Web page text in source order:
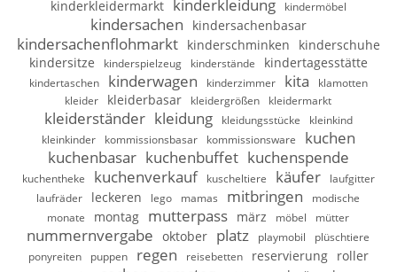
kinderkleidermarkt kinderkleidung kindermöbel
kindersachen kindersachenbasar
kindersachenflohmarkt kinderschminken
kinderschuhe
kindersitze
kinderspielzeug kinderstände kindertagesstätte
kindertaschen kinderwagen kinderzimmer kita
klamotten
kleider
kleiderbasar kleidergrößen kleidermarkt
kleiderständer kleidung kleidungsstücke
kleinkind
kleinkinder
kommissionsbasar kommissionsware
kuchen
kuchenbasar kuchenbuffet kuchenspende
kuchentheke kuchenverkauf kuscheltiere käufer
laufgitter
laufräder
leckeren lego mamas mitbringen
modische
monate
montag mutterpass märz möbel mütter
nummernvergabe oktober platz playmobil
plüschtiere
ponyreiten
puppen regen reisebetten reservierung roller